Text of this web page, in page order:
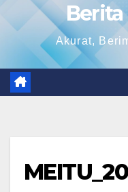
Berita
Akurat,